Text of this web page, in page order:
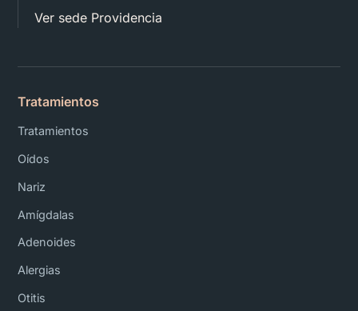
Ver sede Providencia
Tratamientos
Tratamientos
Oídos
Nariz
Amígdalas
Adenoides
Alergias
Otitis